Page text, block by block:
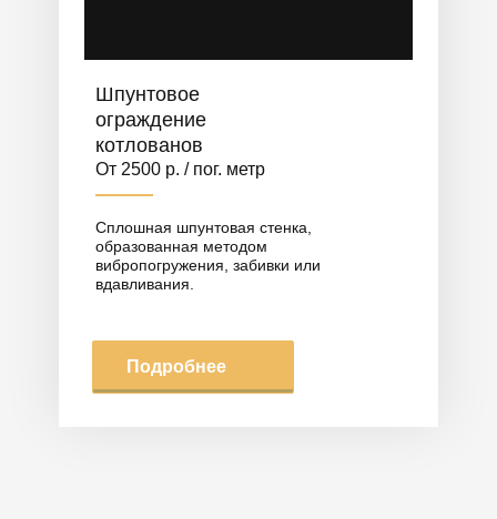
Шпунтовое
ограждение
котлованов
От 2500 р. / пог. метр
Сплошная шпунтовая стенка,
образованная методом
вибропогружения, забивки или
вдавливания.
Подробнее